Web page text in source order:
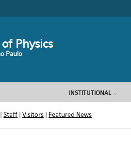
Physics
Paulo
INSTITUTIONAL
|Staff |Visitors | Featured News